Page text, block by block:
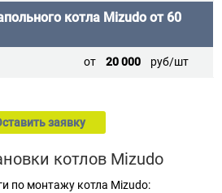
котла Mizudo от 60
от 20 000 руб/шт
заявку
котлов Mizudo
по монтажу котла Mizudo: